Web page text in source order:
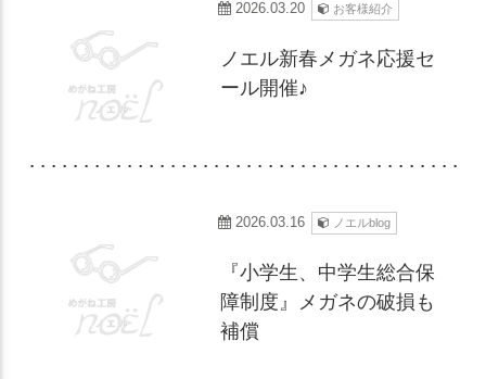
2026.03.20 お客様紹介
ノエル新春メガネ応援セ
ール開催♪
2026.03.16 ノエルblog
『小学生、中学生総合保
障制度』メガネの破損も
補償